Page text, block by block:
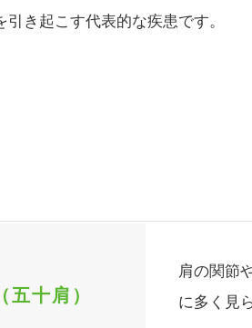
き起こす代表的な疾患です。
五十肩）
肩の関節
に多く見